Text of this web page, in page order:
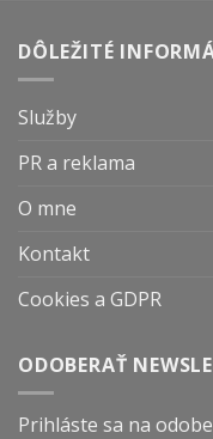
DÔLEŽITÉ
Služby
PR a reklama
O mne
Kontakt
Cookies a GDPR
ODOBERAŤ
Prihláste sa na